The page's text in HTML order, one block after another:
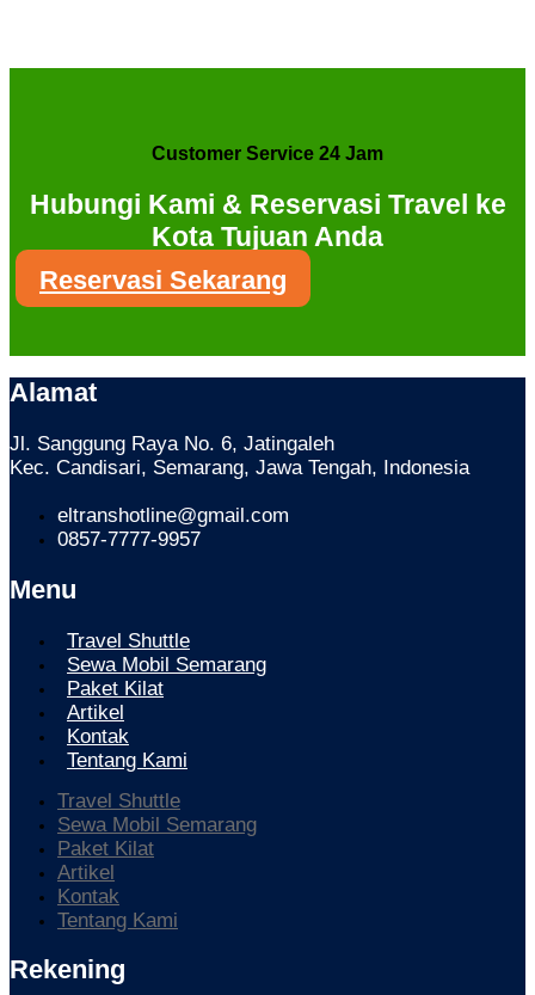
Customer Service 24 Jam
Hubungi Kami & Reservasi Travel ke
Kota Tujuan Anda
Reservasi Sekarang
Alamat
Jl. Sanggung Raya No. 6, Jatingaleh
Kec. Candisari, Semarang, Jawa Tengah, Indonesia
eltranshotline@gmail.com
0857-7777-9957
Menu
Travel Shuttle
Sewa Mobil Semarang
Paket Kilat
Artikel
Kontak
Tentang Kami
Travel Shuttle
Sewa Mobil Semarang
Paket Kilat
Artikel
Kontak
Tentang Kami
Rekening